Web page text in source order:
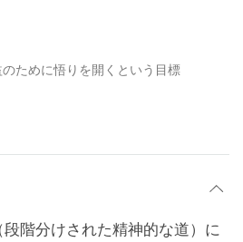
ために悟りを開くという目標
階分けされた精神的な道）に